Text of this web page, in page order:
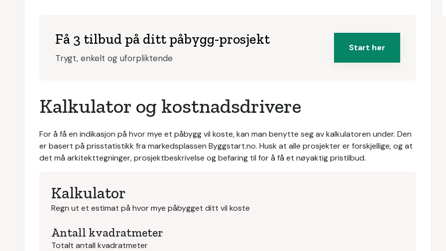
Få 3 tilbud på ditt påbygg-prosjekt
Trygt, enkelt og uforpliktende
Start her
Kalkulator og kostnadsdrivere
For å få en indikasjon på hvor mye et påbygg vil koste, kan man benytte seg av kalkulatoren under. Den
er basert på prisstatistikk fra markedsplassen Byggstart.no. Husk at alle prosjekter er forskjellige, og at
det må arkitekttegninger, prosjektbeskrivelse og befaring til for å få et nøyaktig pristilbud.
Kalkulator
Regn ut et estimat på hvor mye påbygget ditt vil koste
Antall kvadratmeter
Totalt antall kvadratmeter